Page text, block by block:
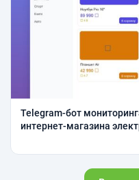
Telegram-бот
интернет-магазина